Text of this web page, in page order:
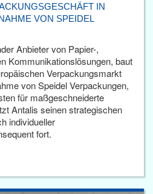
IN
VON SPEIDEL
Anbieter von Papier-,
Kommunikationslösungen, baut
Verpackungsmarkt
von Speidel Verpackungen,
für maßgeschneiderte
Antalis seinen strategischen
individueller
fort.